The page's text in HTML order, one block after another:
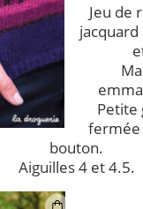
Jeu de
jacquard
Petite
fermée
bouton.
Aiguilles 4 et 4.5.